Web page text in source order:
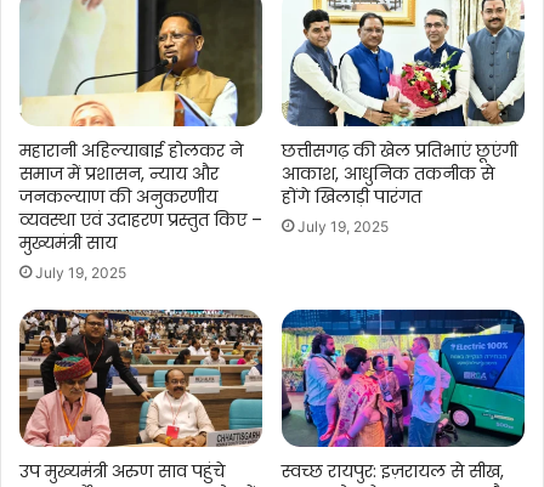
महारानी अहिल्याबाई होलकर ने
समाज में प्रशासन, न्याय और
जनकल्याण की अनुकरणीय
व्यवस्था एवं उदाहरण प्रस्तुत किए –
मुख्यमंत्री साय
July 19, 2025
छत्तीसगढ़ की खेल प्रतिभाएं छूएंगी
आकाश, आधुनिक तकनीक से
होंगे खिलाड़ी पारंगत
July 19, 2025
उप मुख्यमंत्री अरुण साव पहुंचे
स्वच्छ रायपुर: इज़रायल से सीख,